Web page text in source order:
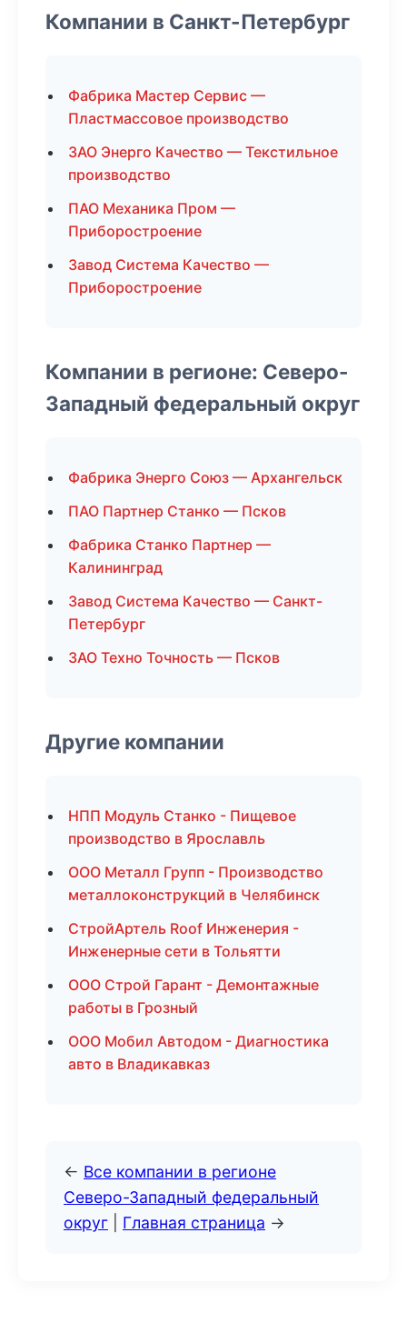
Компании в Санкт-Петербург
Фабрика Мастер Сервис —
Пластмассовое производство
ЗАО Энерго Качество — Текстильное
производство
ПАО Механика Пром —
Приборостроение
Завод Система Качество —
Приборостроение
Компании в регионе: Северо-
Западный федеральный округ
Фабрика Энерго Союз — Архангельск
ПАО Партнер Станко — Псков
Фабрика Станко Партнер —
Калининград
Завод Система Качество — Санкт-
Петербург
ЗАО Техно Точность — Псков
Другие компании
НПП Модуль Станко - Пищевое
производство в Ярославль
ООО Металл Групп - Производство
металлоконструкций в Челябинск
СтройАртель Roof Инженерия -
Инженерные сети в Тольятти
ООО Строй Гарант - Демонтажные
работы в Грозный
ООО Мобил Автодом - Диагностика
авто в Владикавказ
← Все компании в регионе
Северо-Западный федеральный
округ
Главная страница →